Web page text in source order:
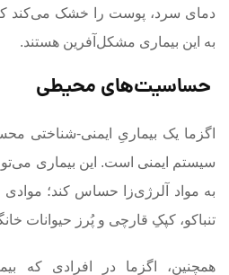
دمای سرد، پوست را خشک می‌کند که
به این بیماری مشکل‌آفرین هستند.
حساسیت‌های محیطی
اگزما یک بیماریِ ایمنی-شناختی
سیستم ایمنی است. این بیماری
به مواد آلرژی‌زا حساس کند؛ موادی
تنباکو، کپکِ قارچی و پُرز حیوانات
همچنین، اگزما در افرادی که